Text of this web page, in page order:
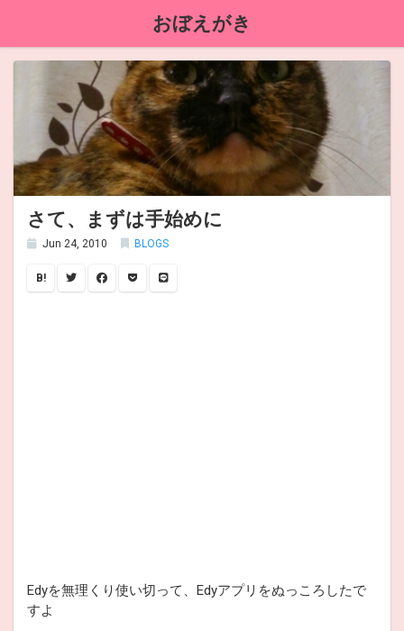
おぼえがき
さて、まずは手始めに
Jun 24, 2010 BLOGS
B!
Edyを無理くり使い切って、Edyアプリをぬっころしたで
すよ